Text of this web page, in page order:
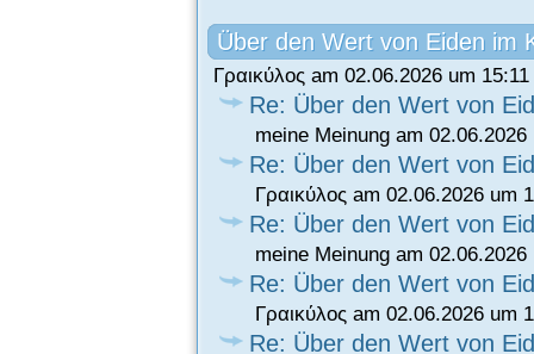
Über den Wert von Eiden im
Γραικύλος am 02.06.2026 um
Re: Über den Wert von
meine Meinung am
Re: Über den Wert von
Γραικύλος am 02.06.2026 um
Re: Über den Wert von
meine Meinung am
Re: Über den Wert von
Γραικύλος am 02.06.2026 um
Re: Über den Wert von